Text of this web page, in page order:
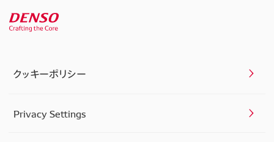
クッキーポリシー
Privacy Settings